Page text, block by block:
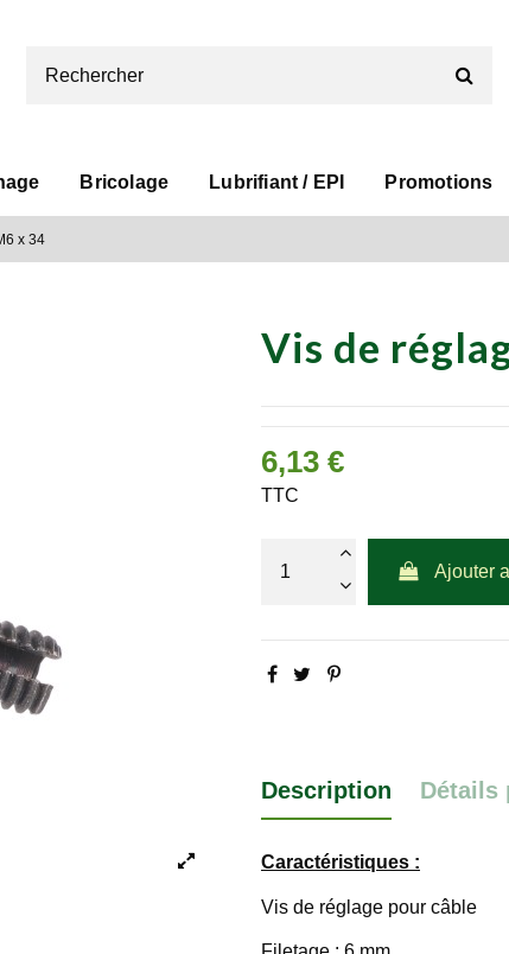
Bricolage Lubrifiant / EPI Promotions
x 34
Vis de
6,13 €
TTC
Ajouter
Description Détails
Caractéristiques :
Vis de réglage pour câble